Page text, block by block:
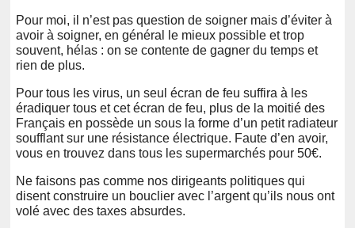
Pour moi, il n’est pas question de soigner mais d’éviter à
avoir à soigner, en général le mieux possible et trop
souvent, hélas : on se contente de gagner du temps et
rien de plus.
Pour tous les virus, un seul écran de feu suffira à les
éradiquer tous et cet écran de feu, plus de la moitié des
Français en possède un sous la forme d’un petit radiateur
soufflant sur une résistance électrique. Faute d’en avoir,
vous en trouvez dans tous les supermarchés pour 50€.
Ne faisons pas comme nos dirigeants politiques qui
disent construire un bouclier avec l’argent qu’ils nous ont
volé avec des taxes absurdes.